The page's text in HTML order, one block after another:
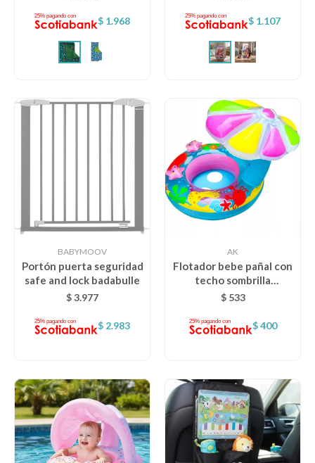
$ 1.968 $ 1.107
BABYMOOV
Portón puerta seguridad
safe and lock badabulle
$3.977
$ 2.983
AK
Flotador bebe pañal con
techo sombrilla
incorporada
$ 533
$ 400